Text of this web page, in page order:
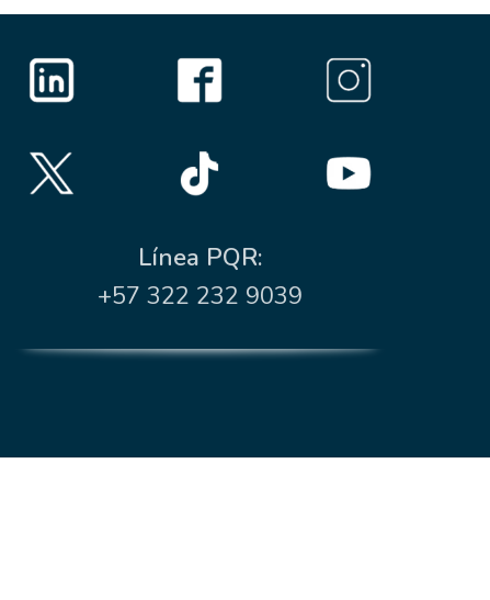
Línea PQR:
+57 322 232 9039